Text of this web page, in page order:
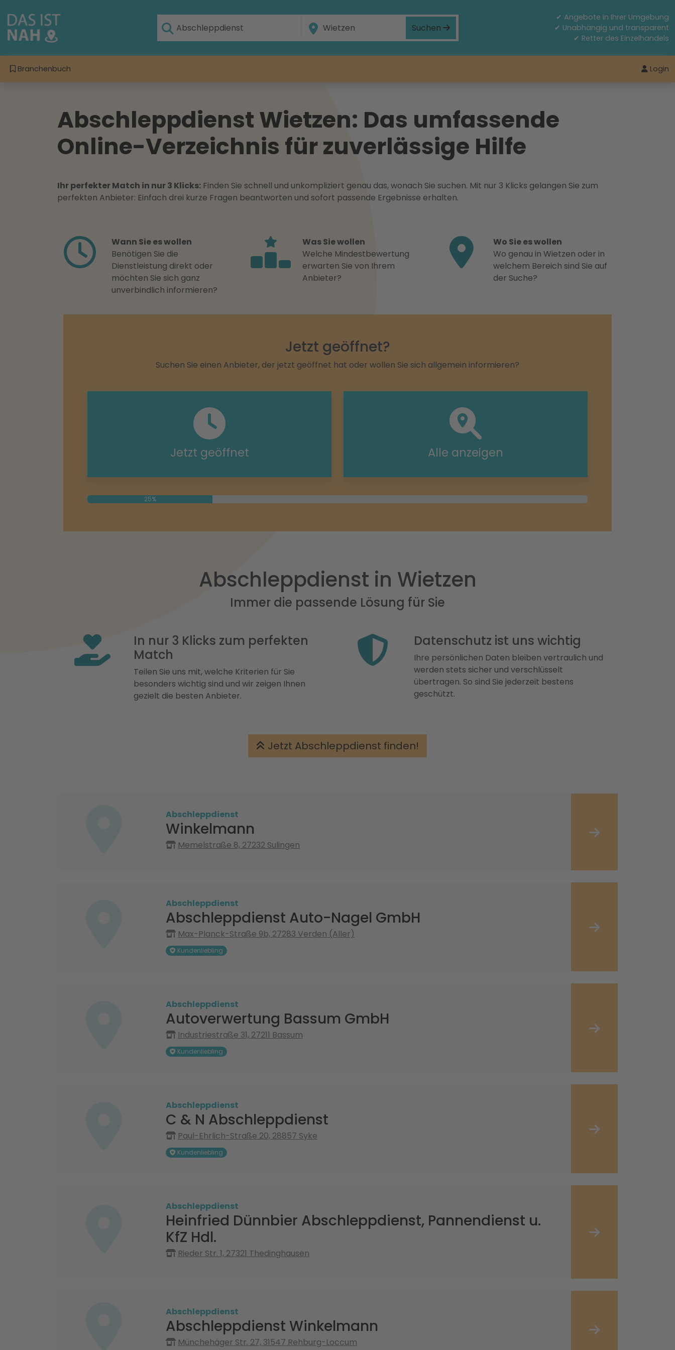
Suchen
✔ Angebote in Ihrer Umgebung
✔ Unabhängig und transparent
✔ Retter des Einzelhandels
Branchenbuch Login
Abschleppdienst Wietzen: Das umfassende
Online-Verzeichnis für zuverlässige Hilfe
Ihr perfekter Match in nur 3 Klicks: Finden Sie schnell und unkompliziert genau das, wonach Sie suchen. Mit nur 3 Klicks gelangen Sie zum
perfekten Anbieter: Einfach drei kurze Fragen beantworten und sofort passende Ergebnisse erhalten.
Wann Sie es wollen
Benötigen Sie die
Dienstleistung direkt oder
möchten Sie sich ganz
unverbindlich informieren?
Was Sie wollen
Welche Mindestbewertung
erwarten Sie von Ihrem
Anbieter?
Wo Sie es wollen
Wo genau in Wietzen oder in
welchem Bereich sind Sie auf
der Suche?
Jetzt geöffnet?
Suchen Sie einen Anbieter, der jetzt geöffnet hat oder wollen Sie sich allgemein informieren?
Jetzt geöffnet Alle anzeigen
25%
Abschleppdienst in Wietzen
Immer die passende Lösung für Sie
In nur 3 Klicks zum perfekten
Match
Teilen Sie uns mit, welche Kriterien für Sie
besonders wichtig sind und wir zeigen Ihnen
gezielt die besten Anbieter.
Datenschutz ist uns wichtig
Ihre persönlichen Daten bleiben vertraulich und
werden stets sicher und verschlüsselt
übertragen. So sind Sie jederzeit bestens
geschützt.
Jetzt Abschleppdienst finden!
Abschleppdienst
Winkelmann
Memelstraße 8, 27232 Sulingen
Abschleppdienst
Abschleppdienst Auto-Nagel GmbH
Max-Planck-Straße 9b, 27283 Verden (Aller)
Kundenliebling
Abschleppdienst
Autoverwertung Bassum GmbH
Industriestraße 31, 27211 Bassum
Kundenliebling
Abschleppdienst
C & N Abschleppdienst
Paul-Ehrlich-Straße 20, 28857 Syke
Kundenliebling
Abschleppdienst
Heinfried Dünnbier Abschleppdienst, Pannendienst u.
KfZ Hdl.
Rieder Str. 1, 27321 Thedinghausen
Abschleppdienst
Abschleppdienst Winkelmann
Münchehäger Str. 27, 31547 Rehburg-Loccum